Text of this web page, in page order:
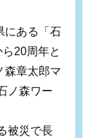
にある「石
20周年と
森章太郎マ
ノ森ワー
被災で長